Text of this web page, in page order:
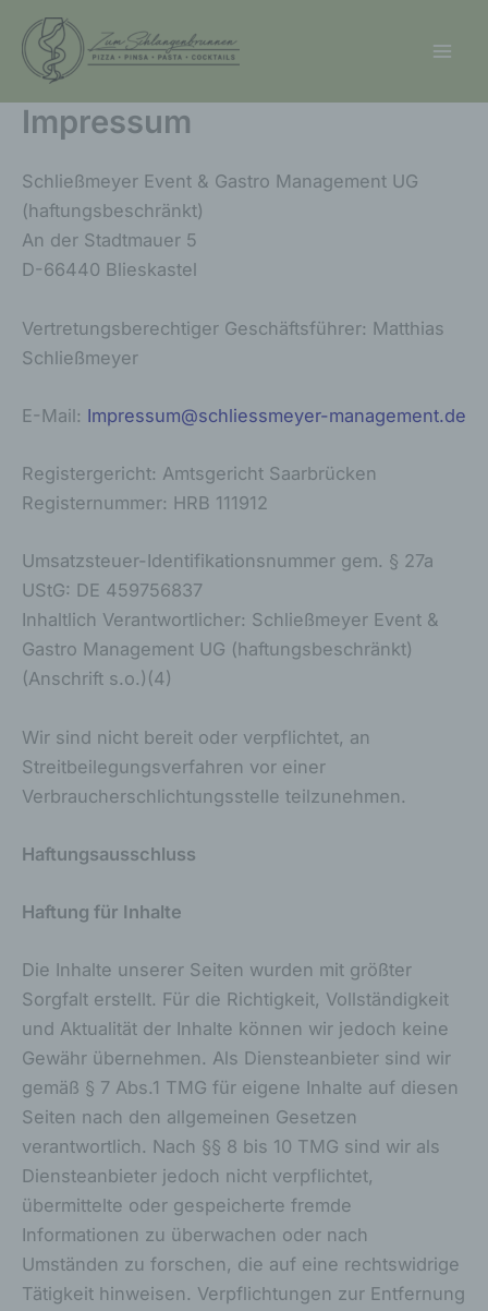
Inhalt
springen
Impressum
Schließmeyer Event & Gastro Management UG
(haftungsbeschränkt)
An der Stadtmauer 5
D-66440 Blieskastel
Vertretungsberechtiger Geschäftsführer: Matthias
Schließmeyer
E-Mail: Impressum@schliessmeyer-management.de
Registergericht: Amtsgericht Saarbrücken
Registernummer: HRB 111912
Umsatzsteuer-Identifikationsnummer gem. § 27a
UStG: DE 459756837
Inhaltlich Verantwortlicher: Schließmeyer Event &
Gastro Management UG (haftungsbeschränkt)
(Anschrift s.o.)(4)
Wir sind nicht bereit oder verpflichtet, an
Streitbeilegungsverfahren vor einer
Verbraucherschlichtungsstelle teilzunehmen.
Haftungsausschluss
Haftung für Inhalte
Die Inhalte unserer Seiten wurden mit größter
Sorgfalt erstellt. Für die Richtigkeit, Vollständigkeit
und Aktualität der Inhalte können wir jedoch keine
Gewähr übernehmen. Als Diensteanbieter sind wir
gemäß § 7 Abs.1 TMG für eigene Inhalte auf diesen
Seiten nach den allgemeinen Gesetzen
verantwortlich. Nach §§ 8 bis 10 TMG sind wir als
Diensteanbieter jedoch nicht verpflichtet,
übermittelte oder gespeicherte fremde
Informationen zu überwachen oder nach
Umständen zu forschen, die auf eine rechtswidrige
Tätigkeit hinweisen. Verpflichtungen zur Entfernung